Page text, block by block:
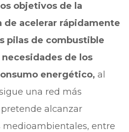
objetivos de la
de acelerar rápidamente
pilas de combustible
de los
energético, al
una red más
alcanzar
entre